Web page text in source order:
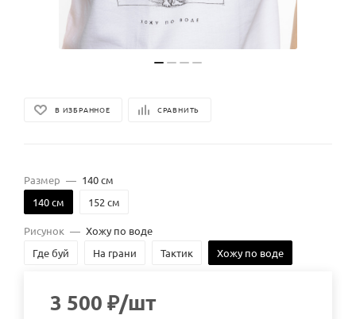
В ИЗБРАННОЕ СРАВНИТЬ
Размер — 140 см
140 см
152 см
Рисунок — Хожу по воде
Где буй
На грани Тактик Хожу по воде
3 500 ₽/шт